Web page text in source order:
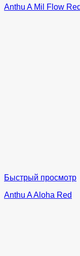
Anthu A Mil Flow Red
Быстрый просмотр
Anthu A Aloha Red